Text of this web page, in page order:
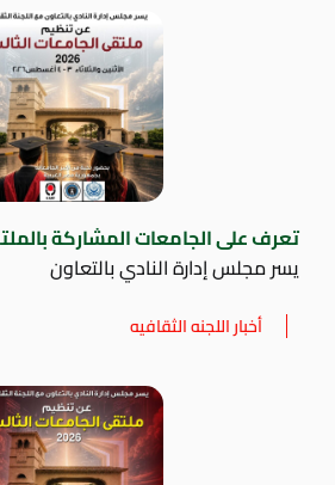
تعرف على الجامعات المشاركة
يسر مجلس إدارة النادي بالتعاون
أخبار اللجنه الثقافيه